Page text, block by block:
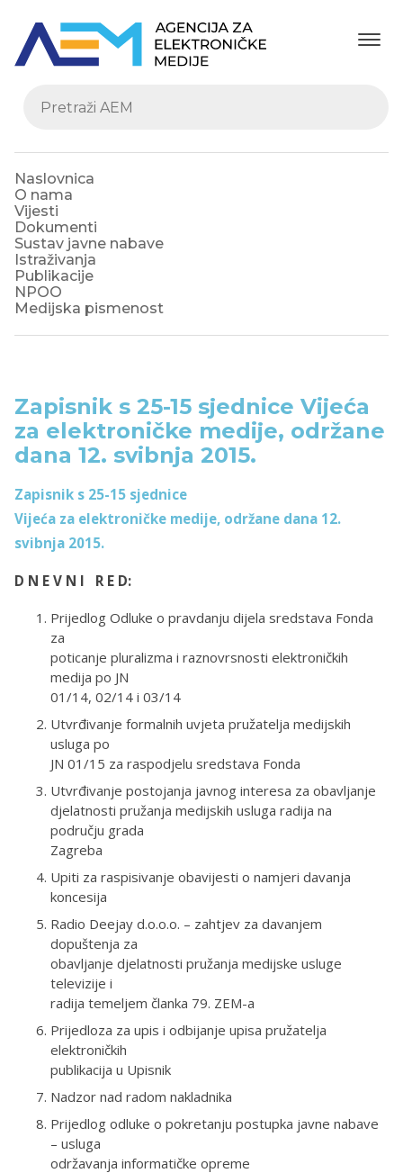
Naslovnica
O nama
Vijesti
Dokumenti
Sustav javne nabave
Istraživanja
Publikacije
NPOO
Medijska pismenost
Zapisnik s 25-15 sjednice Vijeća
za elektroničke medije, održane
dana 12. svibnja 2015.
Zapisnik s 25-15 sjednice
Vijeća za elektroničke medije, održane dana 12.
svibnja 2015.
D N E V N I R E D:
Prijedlog Odluke o pravdanju dijela sredstava Fonda
za
poticanje pluralizma i raznovrsnosti elektroničkih
medija po JN
01/14, 02/14 i 03/14
Utvrđivanje formalnih uvjeta pružatelja medijskih
usluga po
JN 01/15 za raspodjelu sredstava Fonda
Utvrđivanje postojanja javnog interesa za obavljanje
djelatnosti pružanja medijskih usluga radija na
području grada
Zagreba
Upiti za raspisivanje obavijesti o namjeri davanja
koncesija
Radio Deejay d.o.o.o. – zahtjev za davanjem
dopuštenja za
obavljanje djelatnosti pružanja medijske usluge
televizije i
radija temeljem članka 79. ZEM-a
Prijedloza za upis i odbijanje upisa pružatelja
elektroničkih
publikacija u Upisnik
Nadzor nad radom nakladnika
Prijedlog odluke o pokretanju postupka javne nabave
– usluga
održavanja informatičke opreme